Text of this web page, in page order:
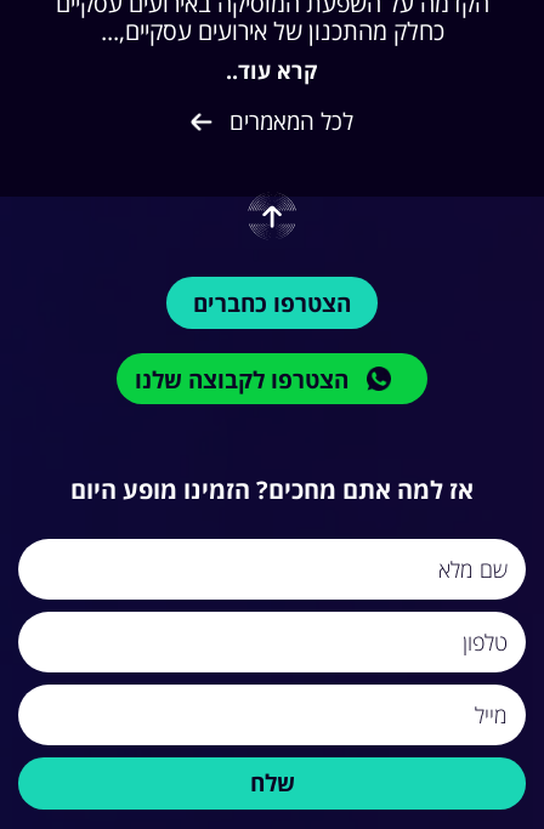
כחלק מהתכנון של אירועים עסקיים,...
קרא עוד..
לכל המאמרים
אז למה אתם מחכים? הזמינו מופע היום
הצטרפו כחברים
הצטרפו לקבוצה שלנו